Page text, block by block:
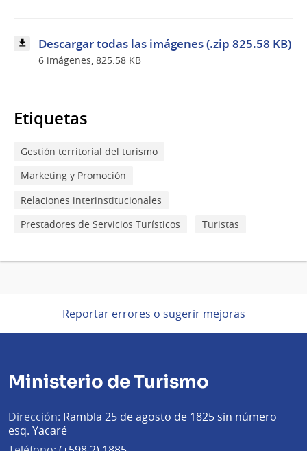
Colonia
firman
Descargar todas las imágenes (.zip 825.58 KB)
6 imágenes, 825.58 KB
Etiquetas
Gestión territorial del turismo
Marketing y Promoción
Relaciones interinstitucionales
Prestadores de Servicios Turísticos
Turistas
Reportar errores o sugerir mejoras
Ministerio de Turismo
Dirección: Rambla 25 de agosto de 1825 sin número
esq. Yacaré